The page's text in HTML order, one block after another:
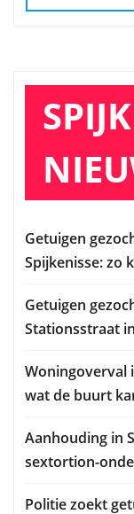
Getuigen
Spijkenisse: zo
Getuigen
Stationsstraat
Woningoverval
wat de buurt
Aanhouding in
sextortion-
Politie zoekt